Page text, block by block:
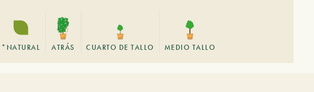
*NATURAL ATRÁS CUARTO DE TALLO MEDIO TALLO